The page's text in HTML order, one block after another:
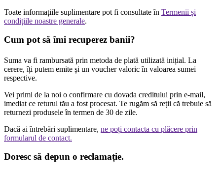
Toate informațiile suplimentare pot fi consultate în Termenii și
condițiile noastre generale.
Cum pot să îmi recuperez banii?
Suma va fi rambursată prin metoda de plată utilizată inițial. La
cerere, îți putem emite și un voucher valoric în valoarea sumei
respective.
Vei primi de la noi o confirmare cu dovada creditului prin e-mail,
imediat ce returul tău a fost procesat. Te rugăm să reții că trebuie să
returnezi produsele în termen de 30 de zile.
Dacă ai întrebări suplimentare, ne poți contacta cu plăcere prin
formularul de contact.
Doresc să depun o reclamație.